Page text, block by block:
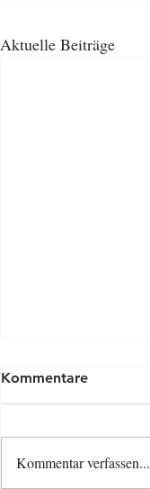
Aktuelle Beiträge
Kommentare
Kommentar verfassen...